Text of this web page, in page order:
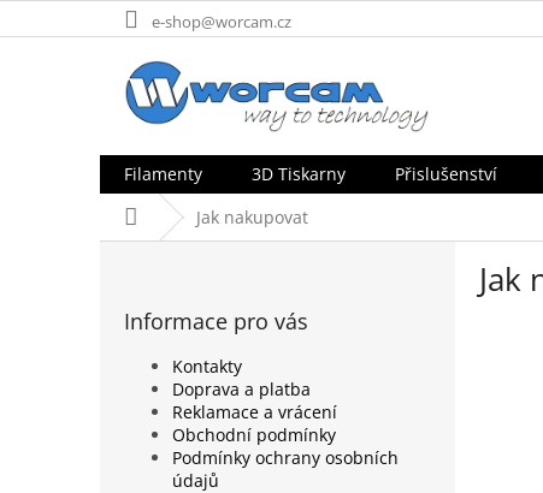
na
e-shop@worcam.cz
Filamenty 3D Tiskarny Přislušenství
Domů Jak nakupovat
Informace pro vás
Kontakty
Doprava a platba
Reklamace a vrácení
Obchodní podmínky
Podmínky ochrany osobních
údajů
Jak